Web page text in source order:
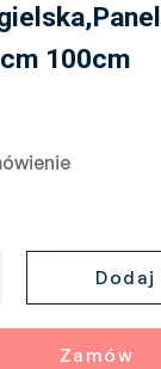
100cm
Dodaj
Zamów